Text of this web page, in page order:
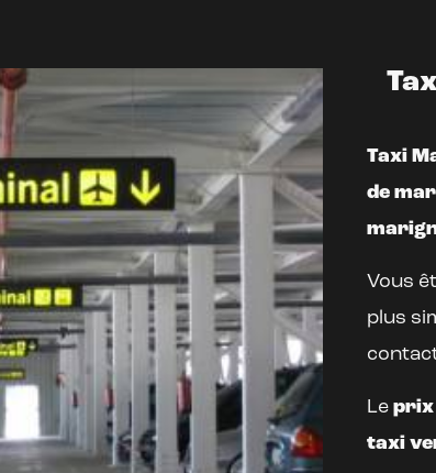
Taxi
de
Vous
plus
Le prix
taxi